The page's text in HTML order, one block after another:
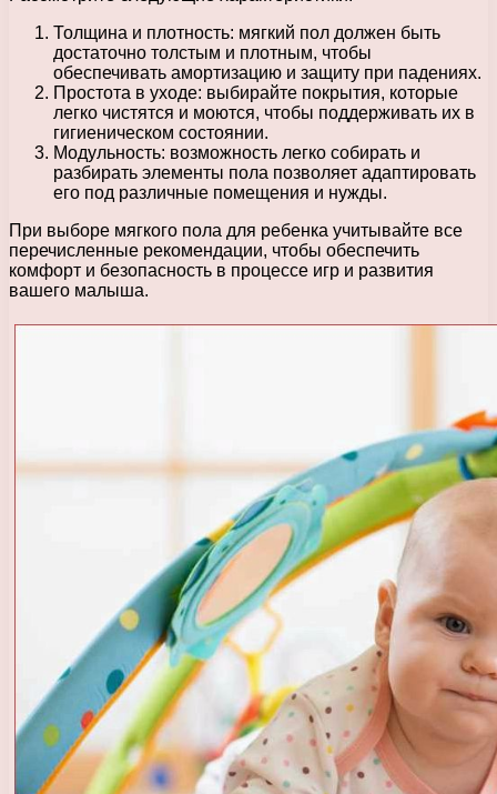
Толщина и плотность: мягкий пол должен быть
достаточно толстым и плотным, чтобы
обеспечивать амортизацию и защиту при падениях.
Простота в уходе: выбирайте покрытия, которые
легко чистятся и моются, чтобы поддерживать их в
гигиеническом состоянии.
Модульность: возможность легко собирать и
разбирать элементы пола позволяет адаптировать
его под различные помещения и нужды.
При выборе мягкого пола для ребенка учитывайте все
перечисленные рекомендации, чтобы обеспечить
комфорт и безопасность в процессе игр и развития
вашего малыша.